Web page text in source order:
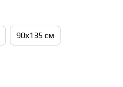
90х135 см